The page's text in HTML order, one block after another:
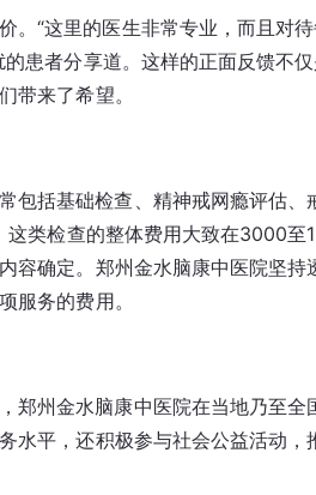
。“这里的医生非常专业，而且对
患者分享道。这样的正面反馈不
带来了希望。
包括基础检查、精神戒网瘾评估、
类检查的整体费用大致在3000至
容确定。郑州金水脑康中医院坚持
服务的费用。
郑州金水脑康中医院在当地乃至全
水平，还积极参与社会公益活动，